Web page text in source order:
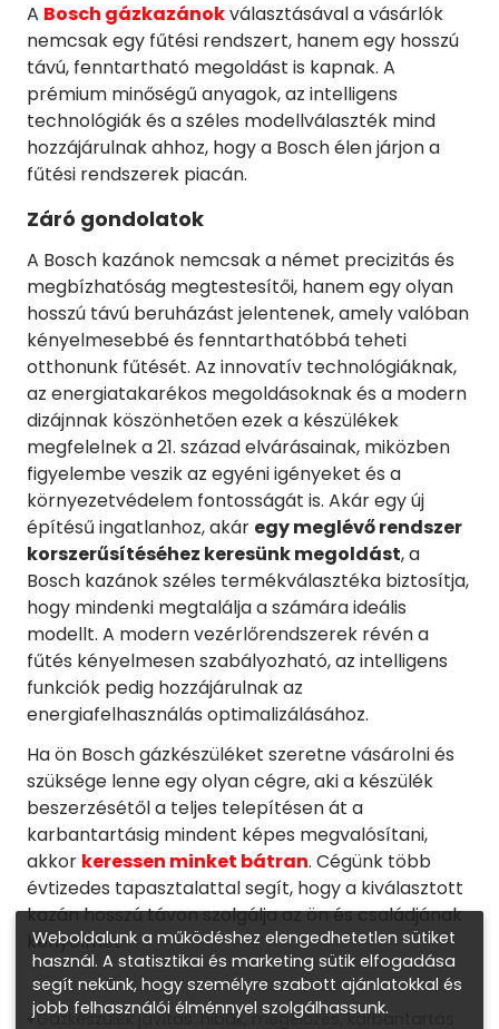
A Bosch gázkazánokválasztásával a vásárlók
nemcsak egy fűtési rendszert, hanem egy hosszú
távú, fenntartható megoldást is kapnak. A
prémium minőségű anyagok, az intelligens
technológiák és a széles modellválaszték mind
hozzájárulnak ahhoz, hogy a Bosch élen járjon a
fűtési rendszerek piacán.
Záró gondolatok
A Bosch kazánok nemcsak a német precizitás és
megbízhatóság megtestesítői, hanem egy olyan
hosszú távú beruházást jelentenek, amely valóban
kényelmesebbé és fenntarthatóbbá teheti
otthonunk fűtését. Az innovatív technológiáknak,
az energiatakarékos megoldásoknak és a modern
dizájnnak köszönhetően ezek a készülékek
megfelelnek a 21. század elvárásainak, miközben
figyelembe veszik az egyéni igényeket és a
környezetvédelem fontosságát is. Akár egy új
építésű ingatlanhoz, akár egy meglévő rendszer
korszerűsítéséhez keresünk megoldást, a
Bosch kazánok széles termékválasztéka biztosítja,
hogy mindenki megtalálja a számára ideális
modellt. A modern vezérlőrendszerek révén a
fűtés kényelmesen szabályozható, az intelligens
funkciók pedig hozzájárulnak az
energiafelhasználás optimalizálásához.
Ha ön Bosch gázkészüléket szeretne vásárolni és
szüksége lenne egy olyan cégre, aki a készülék
beszerzésétől a teljes telepítésen át a
karbantartásig mindent képes megvalósítani,
akkor keressen minket bátran. Cégünk több
évtizedes tapasztalattal segít, hogy a kiválasztott
kazán hosszú távon szolgálja az ön és családjának
kényelmét.
Gázkészülék javítás: hibák, megelőzés, karbantartás
Weboldalunk a működéshez elengedhetetlen sütiket
használ. A statisztikai és marketing sütik elfogadása
segít nekünk, hogy személyre szabott ajánlatokkal és
jobb felhasználói élménnyel szolgálhassunk.